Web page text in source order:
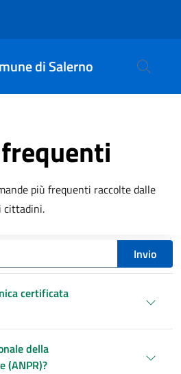
di Salerno
più frequenti raccolte dalle
cittadini.
Invio
certificata
della
(ANPR)?